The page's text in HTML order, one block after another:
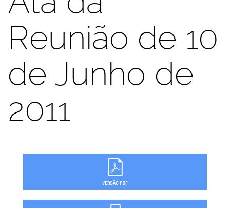
Reunião de 10
de Junho de
2011